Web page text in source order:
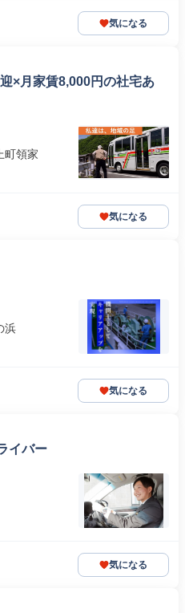
気になる
×月家賃8,000円の社宅あ
町領家
気になる
浜
気になる
イバー
気になる